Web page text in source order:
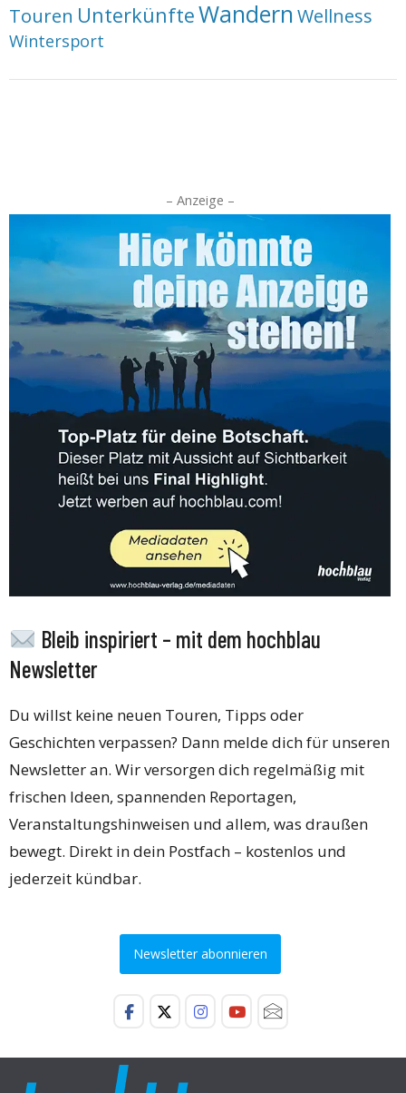
Touren UnterkünfteWandern Wellness
Wintersport
– Anzeige –
Bleib inspiriert – mit dem hochblau
Newsletter
Du willst keine neuen Touren, Tipps oder
Geschichten verpassen? Dann melde dich für unseren
Newsletter an. Wir versorgen dich regelmäßig mit
frischen Ideen, spannenden Reportagen,
Veranstaltungshinweisen und allem, was draußen
bewegt. Direkt in dein Postfach – kostenlos und
jederzeit kündbar.
Newsletter abonnieren